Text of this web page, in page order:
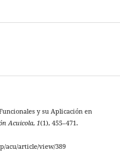
y su Aplicación en
Acuicola, 1(1), 455–471.
acu/article/view/389